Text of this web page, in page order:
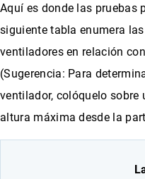
Aquí es donde las pruebas
siguiente tabla enumera
ventiladores en relación
(Sugerencia: Para
ventilador, colóquelo
altura máxima desde la